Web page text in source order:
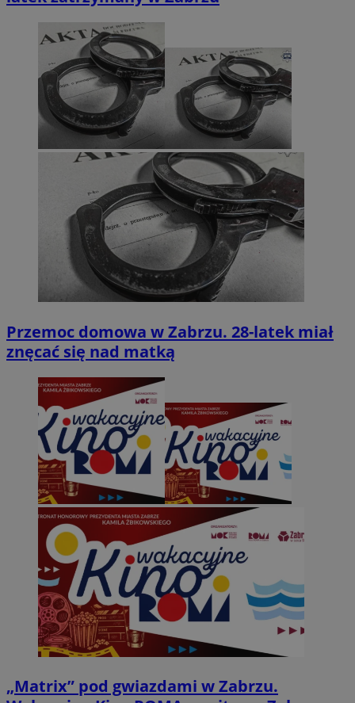
Przemoc domowa w Zabrzu. 28-latek miał
znęcać się nad matką
„Matrix” pod gwiazdami w Zabrzu.